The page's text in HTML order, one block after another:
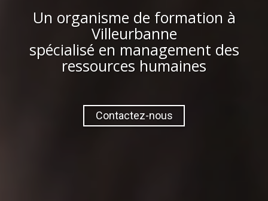
Un organisme de formation à
Villeurbanne
spécialisé en management des
ressources humaines
Contactez-nous